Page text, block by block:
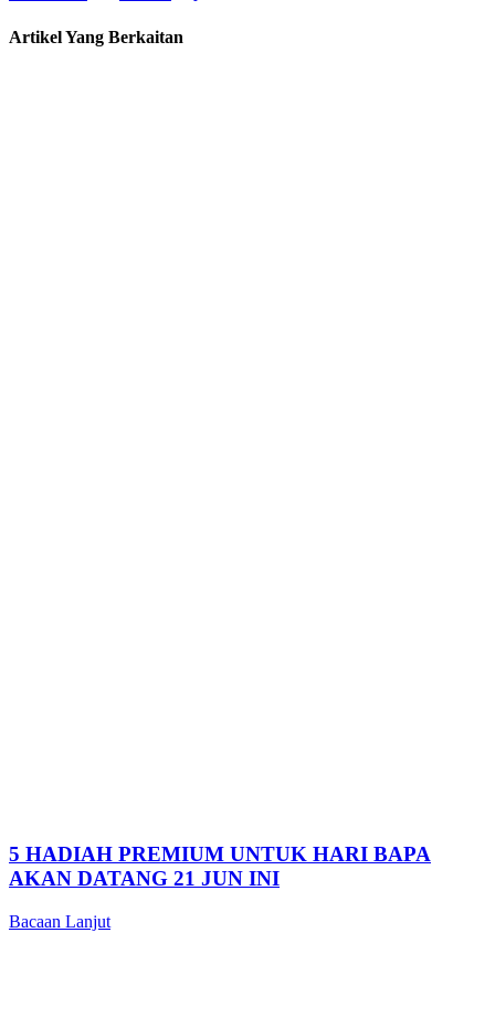
Artikel Yang Berkaitan
5 HADIAH PREMIUM UNTUK HARI BAPA
AKAN DATANG 21 JUN INI
Bacaan Lanjut